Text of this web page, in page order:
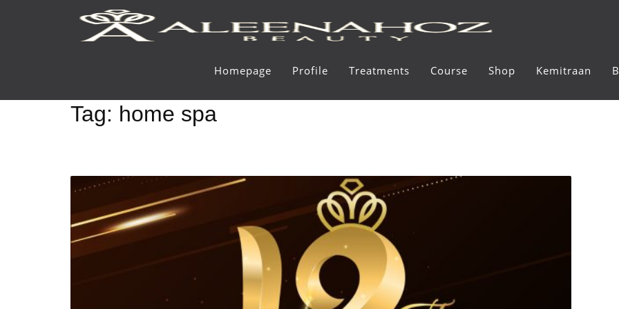
Homepage Profile Treatments Course Shop Kemitraan
Tag: home spa